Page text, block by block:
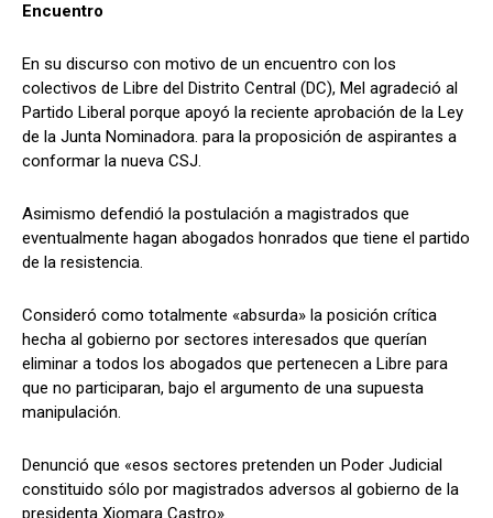
Encuentro
En su discurso con motivo de un encuentro con los
colectivos de Libre del Distrito Central (DC), Mel agradeció al
Partido Liberal porque apoyó la reciente aprobación de la Ley
de la Junta Nominadora. para la proposición de aspirantes a
conformar la nueva CSJ.
Asimismo defendió la postulación a magistrados que
eventualmente hagan abogados honrados que tiene el partido
de la resistencia.
Consideró como totalmente «absurda» la posición crítica
hecha al gobierno por sectores interesados que querían
eliminar a todos los abogados que pertenecen a Libre para
que no participaran, bajo el argumento de una supuesta
manipulación.
Denunció que «esos sectores pretenden un Poder Judicial
constituido sólo por magistrados adversos al gobierno de la